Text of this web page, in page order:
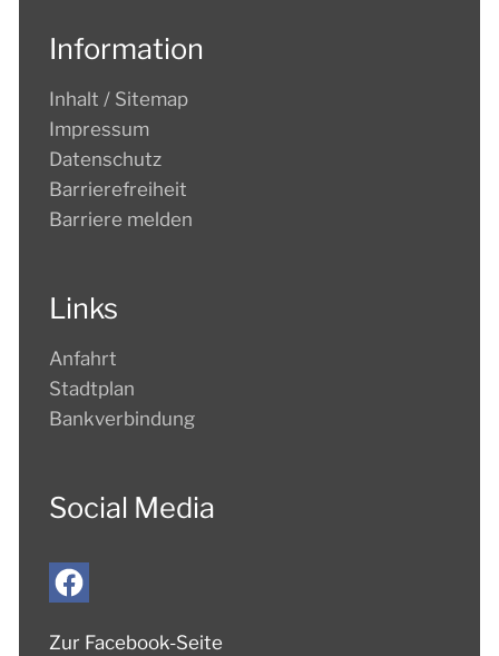
Information
Inhalt / Sitemap
Impressum
Datenschutz
Barrierefreiheit
Barriere melden
Links
Anfahrt
Stadtplan
Bankverbindung
Social Media
Zur Facebook-Seite